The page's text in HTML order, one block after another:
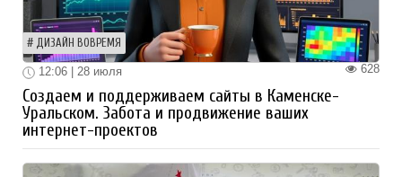
ДИЗАЙН ВОВРЕМЯ
628
12:06 | 28 июля
Создаем и поддерживаем сайты в Каменске-
Уральском. Забота и продвижение ваших
интернет-проектов